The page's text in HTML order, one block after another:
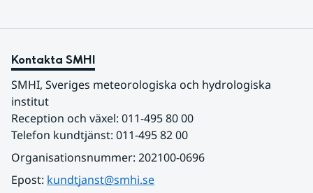
Kontakta SMHI
SMHI, Sveriges meteorologiska och hydrologiska
institut
Reception och växel: 011-495 80 00
Telefon kundtjänst: 011-495 82 00
Organisationsnummer: 202100-0696
Epost: kundtjanst@smhi.se